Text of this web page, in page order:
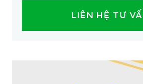
LIÊN HỆ TƯ